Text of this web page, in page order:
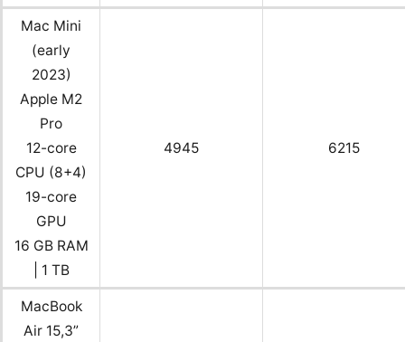
Mac Mini
(early
2023)
Apple M2
Pro
12-core
CPU (8+4)
19-core
GPU
16 GB RAM
| 1 TB
4945 6215
MacBook
Air 15,3”